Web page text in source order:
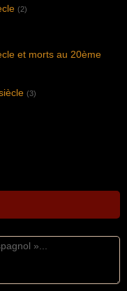
(2)
et morts au 20ème
(3)